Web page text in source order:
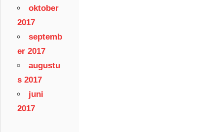
oktober
2017
septemb
er 2017
augustu
s 2017
juni
2017